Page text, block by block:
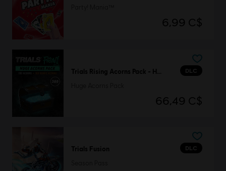
6,99 C$
DLC
66,49 C$
DLC
Trials Fusion